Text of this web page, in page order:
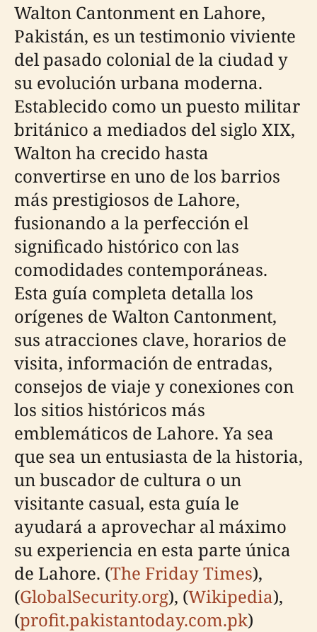
Walton Cantonment en Lahore,
Pakistán, es un testimonio viviente
del pasado colonial de la ciudad y
su evolución urbana moderna.
Establecido como un puesto militar
británico a mediados del siglo XIX,
Walton ha crecido hasta
convertirse en uno de los barrios
más prestigiosos de Lahore,
fusionando a la perfección el
significado histórico con las
comodidades contemporáneas.
Esta guía completa detalla los
orígenes de Walton Cantonment,
sus atracciones clave, horarios de
visita, información de entradas,
consejos de viaje y conexiones con
los sitios históricos más
emblemáticos de Lahore. Ya sea
que sea un entusiasta de la historia,
un buscador de cultura o un
visitante casual, esta guía le
ayudará a aprovechar al máximo
su experiencia en esta parte única
de Lahore. (The Friday Times),
(GlobalSecurity.org), (Wikipedia),
(profit.pakistantoday.com.pk)